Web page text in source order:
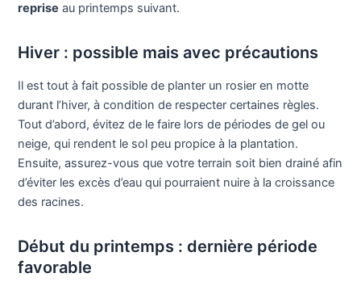
reprise au printemps suivant.
Hiver : possible mais avec précautions
Il est tout à fait possible de planter un rosier en motte
durant l’hiver, à condition de respecter certaines règles.
Tout d’abord, évitez de le faire lors de périodes de gel ou
neige, qui rendent le sol peu propice à la plantation.
Ensuite, assurez-vous que votre terrain soit bien drainé afin
d’éviter les excès d’eau qui pourraient nuire à la croissance
des racines.
Début du printemps : dernière période
favorable